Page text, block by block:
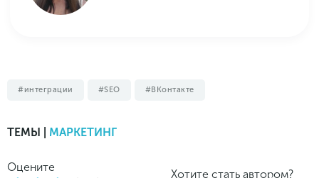
интеграции SEO ВКонтакте
ТЕМЫ | МАРКЕТИНГ
Оцените
Хотите стать автором?